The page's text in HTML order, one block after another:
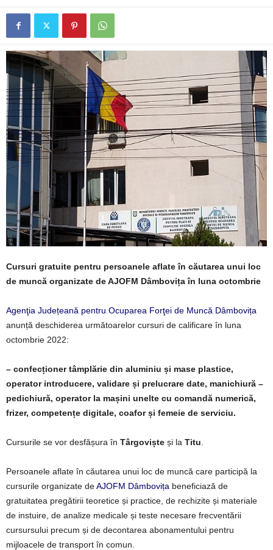
Cursuri gratuite pentru persoanele aflate în căutarea unui loc
de muncă organizate de AJOFM Dâmbovița în luna octombrie
Agenţia Județeană pentru Ocuparea Forţei de Muncă Dâmbovița
anunță deschiderea următoarelor cursuri de calificare în luna
octombrie 2022:
– confecționer tâmplărie din aluminiu și mase plastice,
operator introducere, validare și prelucrare date, manichiură –
pedichiură, operator la mașini unelte cu comandă numerică,
frizer, competențe digitale, coafor și femeie de serviciu.
Cursurile se vor desfășura în Târgoviște și la Titu
Persoanele aflate în căutarea unui loc de muncă care participă la
cursurile organizate deAJOFM Dâmbovița beneficiază de
gratuitatea pregătirii teoretice și practice, de rechizite și materiale
de instuire, de analize medicale și teste necesare frecventării
cursursului precum și de decontarea abonamentului pentru
mijloacele de transport în comun.